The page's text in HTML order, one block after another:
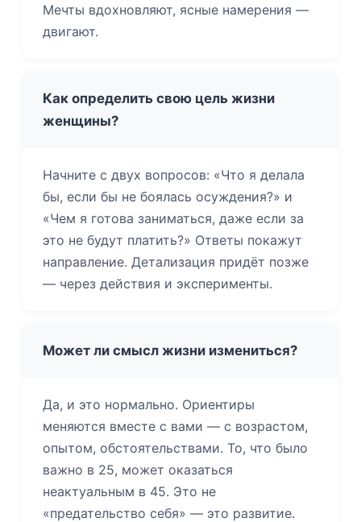
Мечты вдохновляют, ясные намерения —
двигают.
Как определить свою цель жизни
женщины?
Начните с двух вопросов: «Что я делала
бы, если бы не боялась осуждения?» и
«Чем я готова заниматься, даже если за
это не будут платить?» Ответы покажут
направление. Детализация придёт позже
— через действия и эксперименты.
Может ли смысл жизни измениться?
Да, и это нормально. Ориентиры
меняются вместе с вами — с возрастом,
опытом, обстоятельствами. То, что было
важно в 25, может оказаться
неактуальным в 45. Это не
«предательство себя» — это развитие.